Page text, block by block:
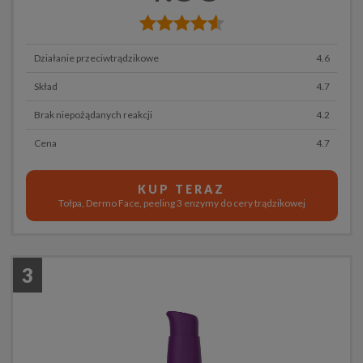
Działanie przeciwtrądzikowe 4.6
Skład 4.7
Brak niepożądanych reakcji 4.2
Cena 4.7
KUP TERAZ
Tołpa, Dermo Face, peeling 3 enzymy do cery trądzikowej
3